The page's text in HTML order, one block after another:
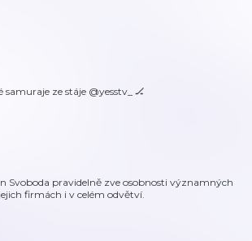
ze stáje @yesstv_ 🏒
Svoboda pravidelně zve osobnosti významných
firmách i v celém odvětví.